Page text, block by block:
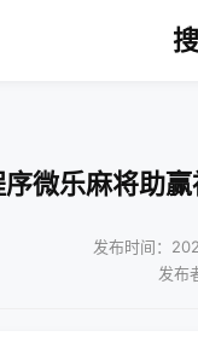
微乐麻将助
发布时间：
发布